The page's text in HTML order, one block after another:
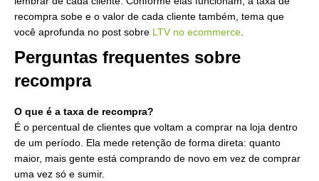
recompra sobe e o valor de cada cliente também, tema que
você aprofunda no post sobre LTV no ecommerce
Perguntas frequentes sobre
recompra
O que é a taxa de recompra?
É o percentual de clientes que voltam a comprar na loja dentro
de um período. Ela mede retenção de forma direta: quanto
maior, mais gente está comprando de novo em vez de comprar
uma vez só e sumir.